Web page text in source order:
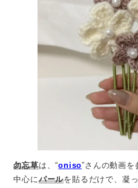
勿忘草は、“oniso”さんの動画を
中心にパールを貼るだけで、凝